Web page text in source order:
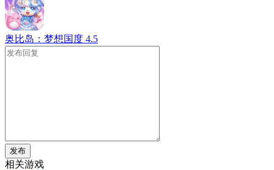
奥比岛：梦想国度 4.5
发布
相关游戏